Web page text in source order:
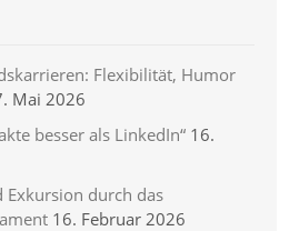
Flexibilität, Humor
Mai 2026
besser als LinkedIn“ 16.
Exkursion durch das
16. Februar 2026